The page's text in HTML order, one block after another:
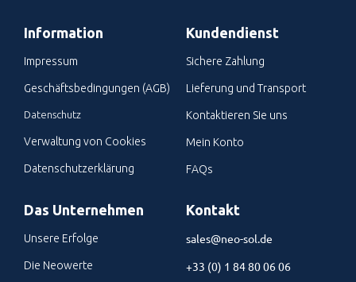
Information
Impressum
Geschäftsbedingungen (AGB)
Datenschutz
Verwaltung von Cookies
Datenschutzerklärung
Kundendienst
Sichere Zahlung
Lieferung und Transport
Kontaktieren Sie uns
Mein Konto
FAQs
Das Unternehmen
Unsere Erfolge
Die Neowerte
Kontakt
sales@neo-sol.de
+33 (0) 1 84 80 06 06